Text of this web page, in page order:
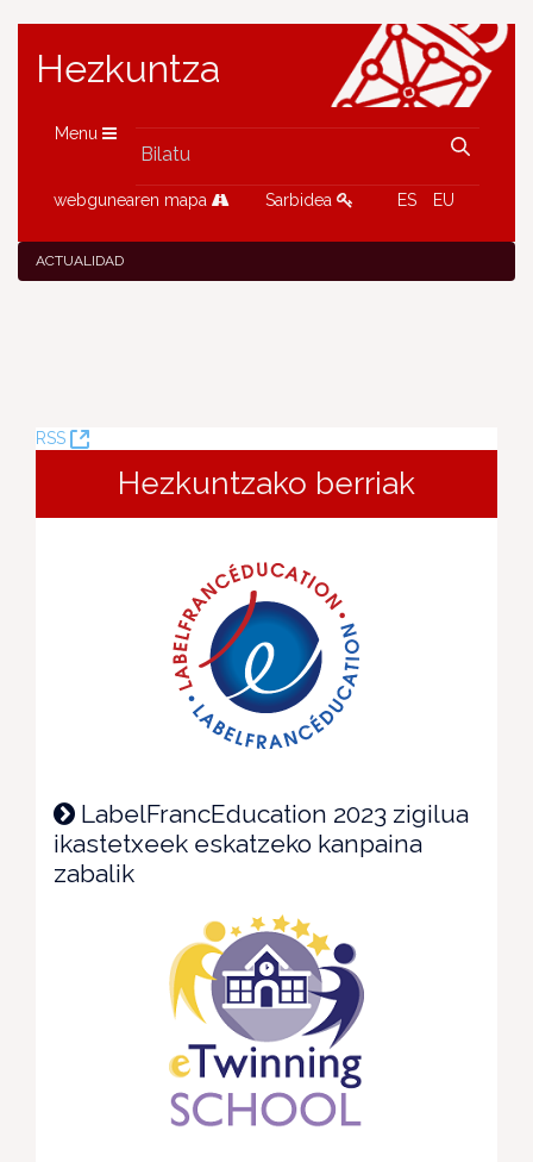
Hezkuntza
Menu
webgunearen mapa Sarbidea ES EU
ACTUALIDAD
RSS
(Leiho
ireki)Hezkuntzako berriak
LabelFrancEducation 2023 zigilua
ikastetxeek eskatzeko kanpaina
zabalik